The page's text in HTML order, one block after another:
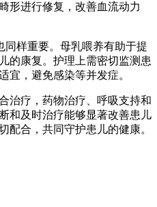
形进行修复，改善血流动力
同样重要。母乳喂养有助于提
的康复。护理上需密切监测患
宜，避免感染等并发症。
治疗，药物治疗、呼吸支持和
和及时治疗能够显著改善患儿
配合，共同守护患儿的健康。